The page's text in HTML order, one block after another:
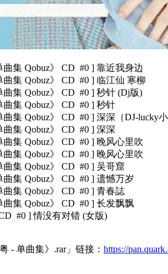
集 Qobuz》 CD #0 ] 靠近我身边
集 Qobuz》 CD #0 ] 临江仙 寒柳
曲集 Qobuz》 CD #0 ] 秒针 (Dj版)
曲集 Qobuz》 CD #0 ] 秒针
曲集 Qobuz》 CD #0 ] 深深（DJ-lucky
集 Qobuz》 CD #0 ] 深深
曲集 Qobuz》 CD #0 ] 晚风心里吹
曲集 Qobuz》 CD #0 ] 晚风心里吹
集 Qobuz》 CD #0 ] 吴哥窟
集 Qobuz》 CD #0 ] 遗憾万岁
曲集 Qobuz》 CD #0 ] 青春誌
曲集 Qobuz》 CD #0 ] 长发飘飘
#0 ] 情没有对错 (女版)
- 单曲集》.rar」链接： https://